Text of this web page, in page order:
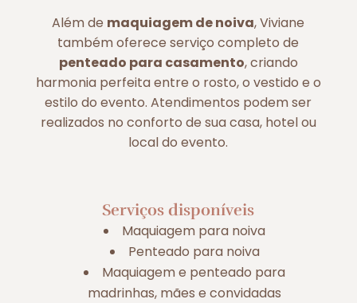
Além de maquiagem de noiva, Viviane
também oferece serviço completo de
penteado para casamento, criando
harmonia perfeita entre o rosto, o vestido e o
estilo do evento. Atendimentos podem ser
realizados no conforto de sua casa, hotel ou
local do evento.
Serviços disponíveis
Maquiagem para noiva
Penteado para noiva
Maquiagem e penteado para
madrinhas, mães e convidadas